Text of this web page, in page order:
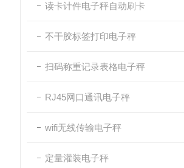
读卡计件电子秤自动刷卡
不干胶标签打印电子秤
扫码称重记录表格电子秤
RJ45网口通讯电子秤
wifi无线传输电子秤
定量灌装电子秤